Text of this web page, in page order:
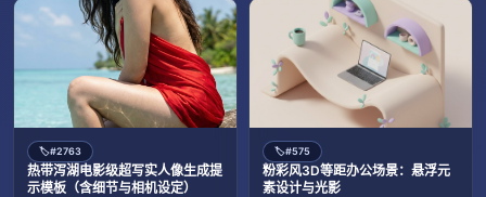
🏷️#2763
热带泻湖电影级超写实人像生成提
示模板（含细节与相机设定）
🏷️#575
粉彩风3D等距办公场景：悬浮元
素设计与光影